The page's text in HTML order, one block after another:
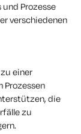
und Prozesse
verschiedenen
einer
die
zu